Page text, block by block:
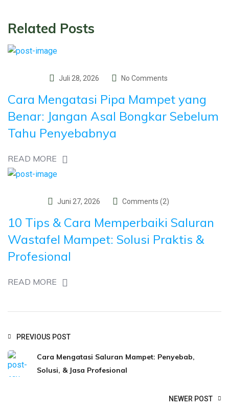
Related Posts
Juli 28, 2026 No Comments
Cara Mengatasi Pipa Mampet yang
Benar: Jangan Asal Bongkar Sebelum
Tahu Penyebabnya
READ MORE
Juni 27, 2026 Comments (2)
10 Tips & Cara Memperbaiki Saluran
Wastafel Mampet: Solusi Praktis &
Profesional
READ MORE
PREVIOUS POST
Cara Mengatasi Saluran Mampet: Penyebab,
Solusi, & Jasa Profesional
NEWER POST